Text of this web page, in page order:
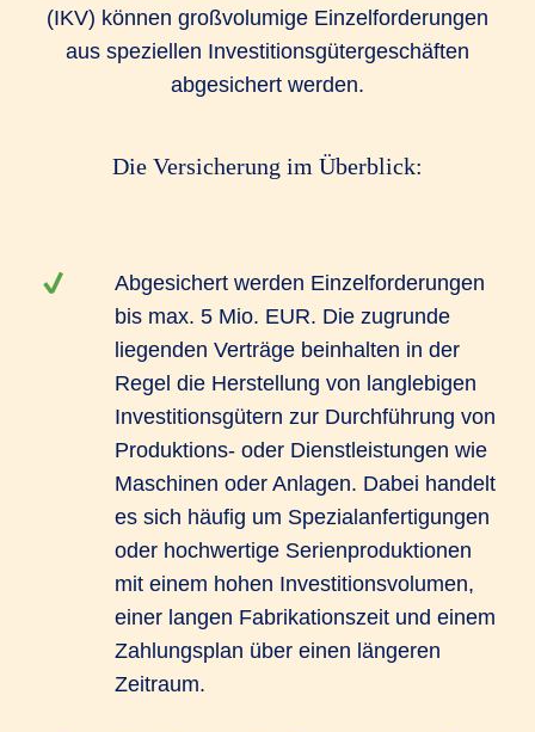
(IKV) können großvolumige Einzelforderungen
aus speziellen Investitionsgütergeschäften
abgesichert werden.
Die Versicherung im Überblick:
Abgesichert werden Einzelforderungen
bis max. 5 Mio. EUR. Die zugrunde
liegenden Verträge beinhalten in der
Regel die Herstellung von langlebigen
Investitionsgütern zur Durchführung von
Produktions- oder Dienstleistungen wie
Maschinen oder Anlagen. Dabei handelt
es sich häufig um Spezialanfertigungen
oder hochwertige Serienproduktionen
mit einem hohen Investitionsvolumen,
einer langen Fabrikationszeit und einem
Zahlungsplan über einen längeren
Zeitraum.